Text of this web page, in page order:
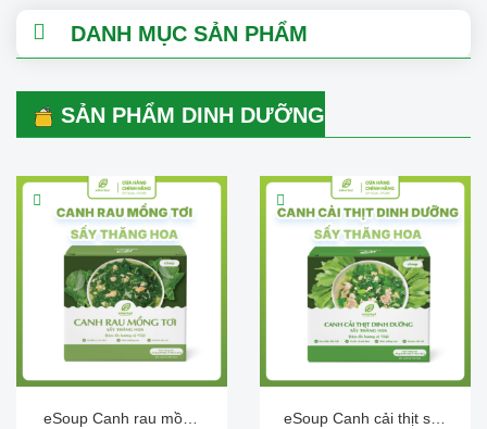
DANH MỤC SẢN PHẨM
SẢN PHẨM DINH DƯỠNG
eSoup Canh rau mồng
eSoup Canh cải thịt sấy